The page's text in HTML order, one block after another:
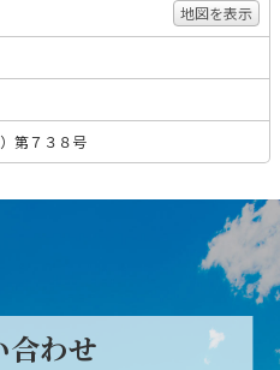
地図を表示
第７３８号
合わせ